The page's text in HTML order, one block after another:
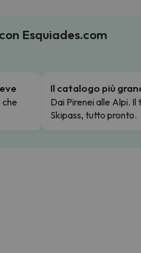
Esquiades.com
che
Il catalogo più
Dai Pirenei alle Alpi. Il
Skipass, tutto pronto.